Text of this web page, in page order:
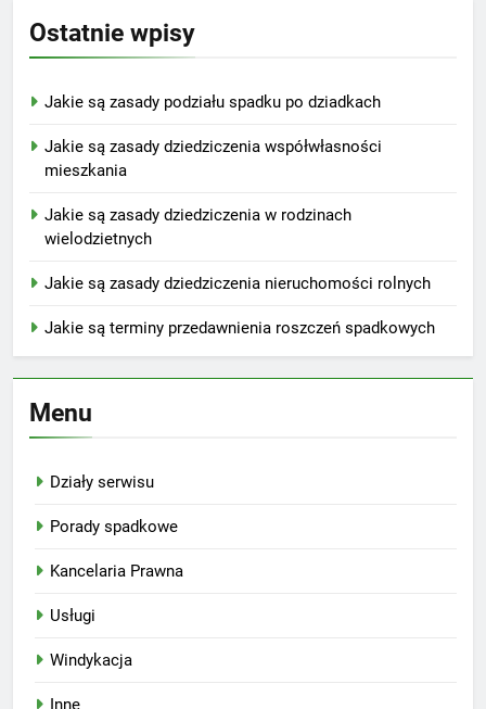
Ostatnie wpisy
Jakie są zasady podziału spadku po dziadkach
Jakie są zasady dziedziczenia współwłasności
mieszkania
Jakie są zasady dziedziczenia w rodzinach
wielodzietnych
Jakie są zasady dziedziczenia nieruchomości rolnych
Jakie są terminy przedawnienia roszczeń spadkowych
Menu
Działy serwisu
Porady spadkowe
Kancelaria Prawna
Usługi
Windykacja
Inne